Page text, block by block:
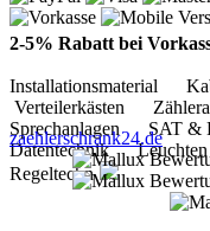
2-5% Rabatt bei
Installationsmaterial
Verteilerkästen
Sprechanlagen SAT
Datentechnik
Regeltechn
zaehlerschrank24.de